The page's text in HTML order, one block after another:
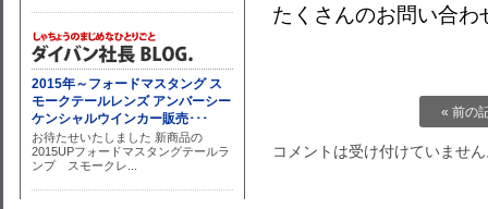
たくさんのお問い合
« 前の
コメントは受け付けていませ